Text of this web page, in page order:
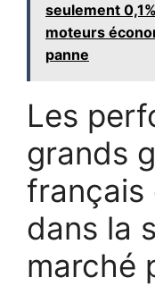
seulement
moteurs
panne
Les
grands
français
dans la
marché